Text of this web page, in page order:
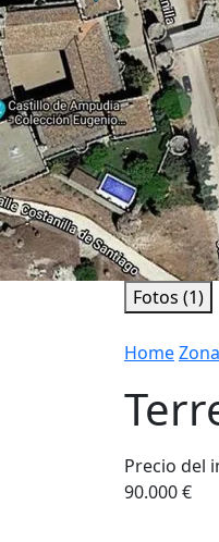
Fotos (1)
Home
Precio del
90.000 €